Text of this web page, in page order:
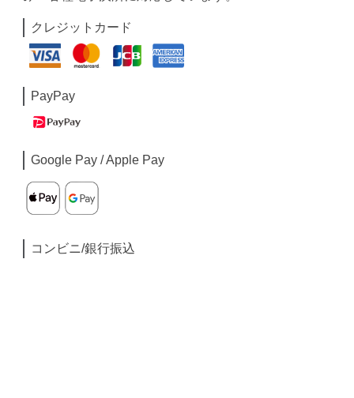
クレジットカード
PayPay
Google Pay / Apple Pay
コンビニ/銀行振込